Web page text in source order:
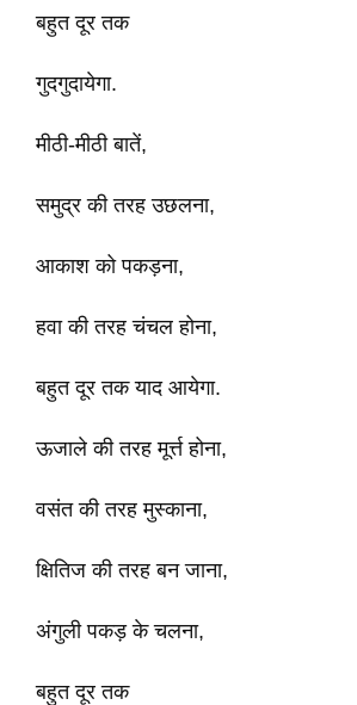
बहुत दूर तक
गुदगुदायेगा.
मीठी-मीठी बातें,
समुद्र की तरह उछलना,
आकाश को पकड़ना,
हवा की तरह चंचल होना,
बहुत दूर तक याद आयेगा.
ऊजाले की तरह मूर्त्त होना,
वसंत की तरह मुस्काना,
क्षितिज की तरह बन जाना,
अंगुली पकड़ के चलना,
बहुत दूर तक